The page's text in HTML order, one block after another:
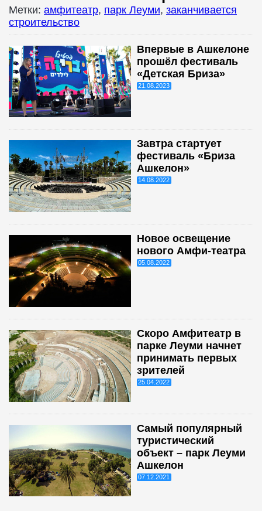
Метки: амфитеатр, парк Леуми, заканчивается
строительство
Впервые в Ашкелоне
прошёл фестиваль
«Детская Бриза»
21.08.2023
Завтра стартует
фестиваль «Бриза
Ашкелон»
14.08.2022
Новое освещение
нового Амфи-театра
05.08.2022
Скоро Амфитеатр в
парке Леуми начнет
принимать первых
зрителей
25.04.2022
Самый популярный
туристический
объект – парк Леуми
Ашкелон
07.12.2021